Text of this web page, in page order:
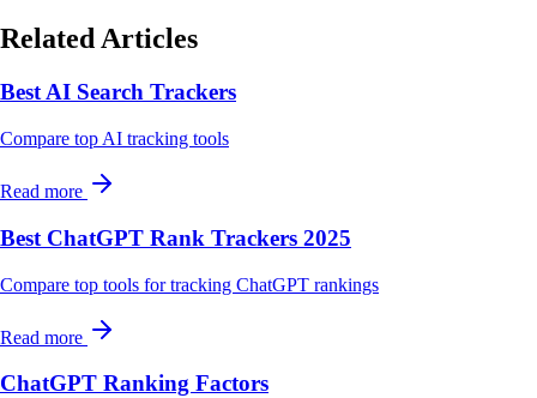
Related Articles
Best AI Search Trackers
Compare top AI tracking tools
Read more
Best ChatGPT Rank Trackers 2025
Compare top tools for tracking ChatGPT rankings
Read more
ChatGPT Ranking Factors